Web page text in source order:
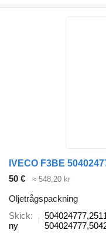
50 € ≈ 548,20 kr
Oljetrågspackning
Skick
ny